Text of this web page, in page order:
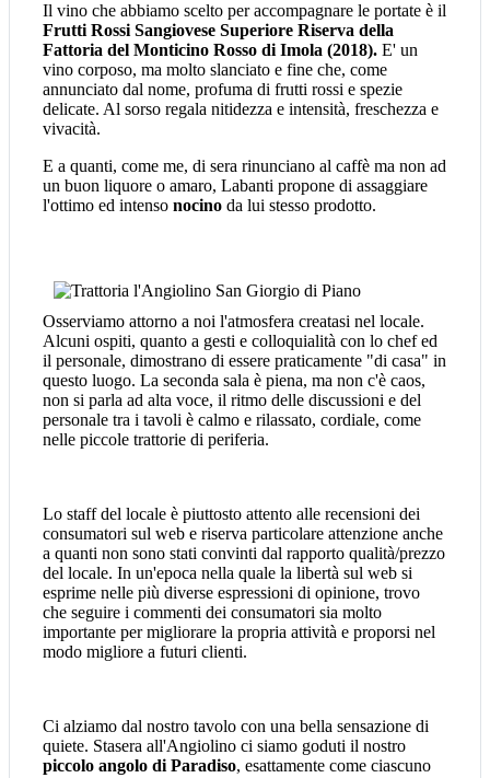
Il vino che abbiamo scelto per accompagnare le portate è il
Frutti Rossi Sangiovese Superiore Riserva della
Fattoria del Monticino Rosso di Imola (2018). E' un
vino corposo, ma molto slanciato e fine che, come
annunciato dal nome, profuma di frutti rossi e spezie
delicate. Al sorso regala nitidezza e intensità, freschezza e
vivacità.
E a quanti, come me, di sera rinunciano al caffè ma non ad
un buon liquore o amaro, Labanti propone di assaggiare
l'ottimo ed intenso nocino da lui stesso prodotto.
Osserviamo attorno a noi l'atmosfera creatasi nel locale.
Alcuni ospiti, quanto a gesti e colloquialità con lo chef ed
il personale, dimostrano di essere praticamente "di casa" in
questo luogo. La seconda sala è piena, ma non c'è caos,
non si parla ad alta voce, il ritmo delle discussioni e del
personale tra i tavoli è calmo e rilassato, cordiale, come
nelle piccole trattorie di periferia.
Lo staff del locale è piuttosto attento alle recensioni dei
consumatori sul web e riserva particolare attenzione anche
a quanti non sono stati convinti dal rapporto qualità/prezzo
del locale. In un'epoca nella quale la libertà sul web si
esprime nelle più diverse espressioni di opinione, trovo
che seguire i commenti dei consumatori sia molto
importante per migliorare la propria attività e proporsi nel
modo migliore a futuri clienti.
Ci alziamo dal nostro tavolo con una bella sensazione di
quiete. Stasera all'Angiolino ci siamo goduti il nostro
piccolo angolo di Paradiso, esattamente come ciascuno